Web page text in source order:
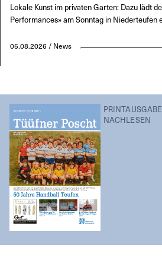
Lokale Kunst im privaten Garten: Dazu lädt
Performances» am Sonntag in Niederteufen
05.08.2026 / News
NACHLESEN